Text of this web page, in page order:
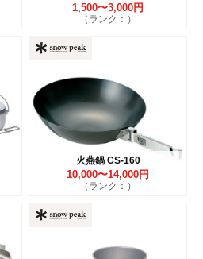
1,500〜3,000円
（ランク：）
火燕鍋 CS-160
10,000〜14,000円
（ランク：）